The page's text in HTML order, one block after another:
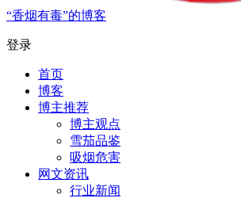
“香烟有毒”的博客
登录
首页
博客
博主推荐
博主观点
雪茄品鉴
吸烟危害
网文资讯
行业新闻